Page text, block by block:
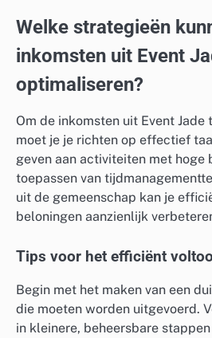
Welke strategieën
inkomsten uit Event
optimaliseren?
Om de inkomsten uit Event Jade
moet je je richten op effectief
geven aan activiteiten met hoge
toepassen van
uit de gemeenschap kan je
beloningen aanzienlijk
Tips voor het efficiënt
Begin met het maken van een
die moeten worden uitgevoerd.
in kleinere, beheersbare